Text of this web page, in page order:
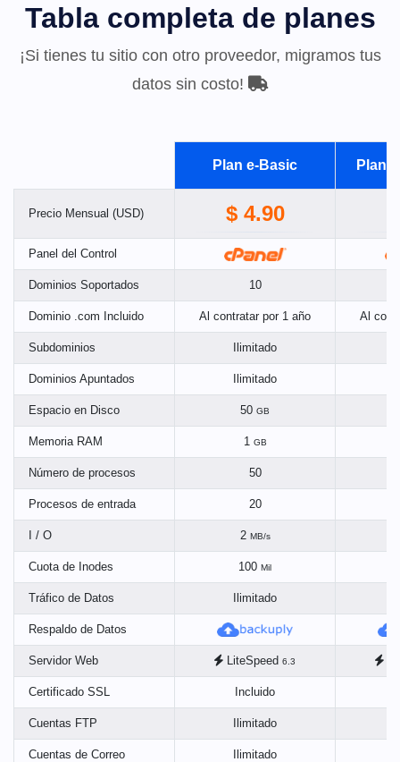
Tabla completa de planes
¡Si tienes tu sitio con otro proveedor, migramos tus
datos sin costo!
Plan e-Basic Plan
Precio Mensual (USD) $ 4.90
Panel del Control
Dominios Soportados 10
Dominio .com Incluido Al contratar por 1 año Al
Subdominios Ilimitado
Dominios Apuntados Ilimitado
Espacio en Disco 50 GB
Memoria RAM 1 GB
Número de procesos 50
Procesos de entrada 20
I / O 2 MB/s
Cuota de Inodes 100 Mil
Tráfico de Datos Ilimitado
Respaldo de Datos
Servidor Web LiteSpeed 6.3
Certificado SSL Incluido
Cuentas FTP Ilimitado
Cuentas de Correo Ilimitado